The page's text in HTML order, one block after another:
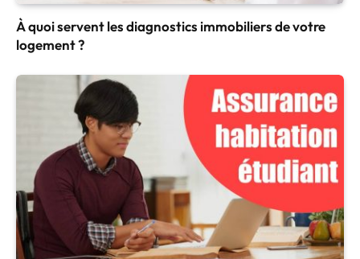
À quoi servent les diagnostics immobiliers de votre
logement ?